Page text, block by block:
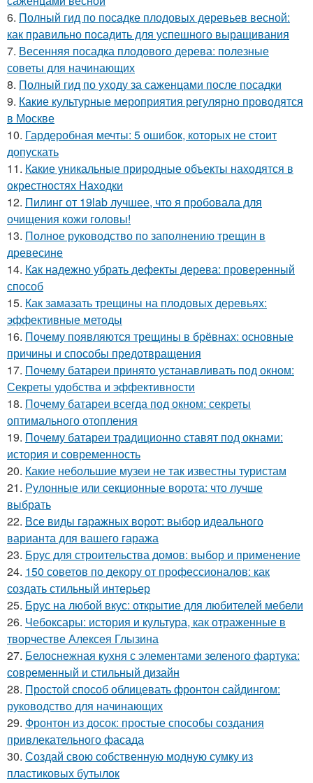
6. Полный гид по посадке плодовых деревьев весной:
как правильно посадить для успешного выращивания
7. Весенняя посадка плодового дерева: полезные
советы для начинающих
8. Полный гид по уходу за саженцами после посадки
9. Какие культурные мероприятия регулярно проводятся
в Москве
10. Гардеробная мечты: 5 ошибок, которых не стоит
допускать
11. Какие уникальные природные объекты находятся в
окрестностях Находки
12. Пилинг от 19lab лучшее, что я пробовала для
очищения кожи головы!
13. Полное руководство по заполнению трещин в
древесине
14. Как надежно убрать дефекты дерева: проверенный
способ
15. Как замазать трещины на плодовых деревьях:
эффективные методы
16. Почему появляются трещины в брёвнах: основные
причины и способы предотвращения
17. Почему батареи принято устанавливать под окном:
Секреты удобства и эффективности
18. Почему батареи всегда под окном: секреты
оптимального отопления
19. Почему батареи традиционно ставят под окнами:
история и современность
20. Какие небольшие музеи не так известны туристам
21. Рулонные или секционные ворота: что лучше
выбрать
22. Все виды гаражных ворот: выбор идеального
варианта для вашего гаража
23. Брус для строительства домов: выбор и применение
24. 150 советов по декору от профессионалов: как
создать стильный интерьер
25. Брус на любой вкус: открытие для любителей мебели
26. Чебоксары: история и культура, как отраженные в
творчестве Алексея Глызина
27. Белоснежная кухня с элементами зеленого фартука:
современный и стильный дизайн
28. Простой способ облицевать фронтон сайдингом:
руководство для начинающих
29. Фронтон из досок: простые способы создания
привлекательного фасада
30. Создай свою собственную модную сумку из
пластиковых бутылок